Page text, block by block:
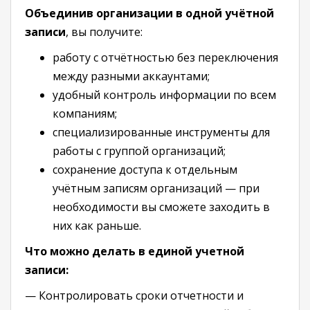
Объединив организации в одной учётной
записи, вы получите:
работу с отчётностью без переключения
между разными аккаунтами;
удобный контроль информации по всем
компаниям;
специализированные инструменты для
работы с группой организаций;
сохранение доступа к отдельным
учётным записям организаций — при
необходимости вы сможете заходить в
них как раньше.
Что можно делать в единой учетной
записи:
— Контролировать сроки отчетности и